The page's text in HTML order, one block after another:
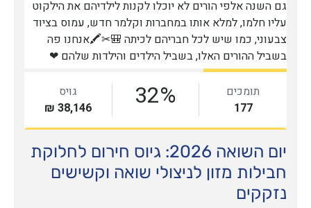
יום השואה 2026: גיוס חירום לחלוקת
חבילות מזון לניצולי שואה וקשישים
נזקקים